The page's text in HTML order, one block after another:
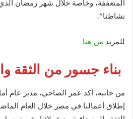
المتعففة، وخاصة خلال شهر رمضان
نشاطنا”.
للمزيد من هنا
بناء جسور من الثقة
من جانبه، أكد عمر الصاحي، مدير عام
إطلاق أعمالنا في مصر خلال العام